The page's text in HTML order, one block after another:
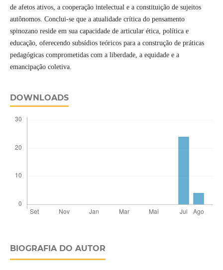
de afetos ativos, a cooperação intelectual e a constituição de sujeitos
autônomos. Conclui-se que a atualidade crítica do pensamento
spinozano reside em sua capacidade de articular ética, política e
educação, oferecendo subsídios teóricos para a construção de práticas
pedagógicas comprometidas com a liberdade, a equidade e a
emancipação coletiva.
DOWNLOADS
BIOGRAFIA DO AUTOR